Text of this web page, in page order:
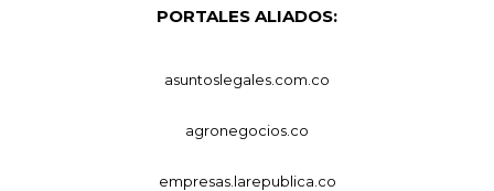
PORTALES ALIADOS:
asuntoslegales.com.co
agronegocios.co
empresas.larepublica.co